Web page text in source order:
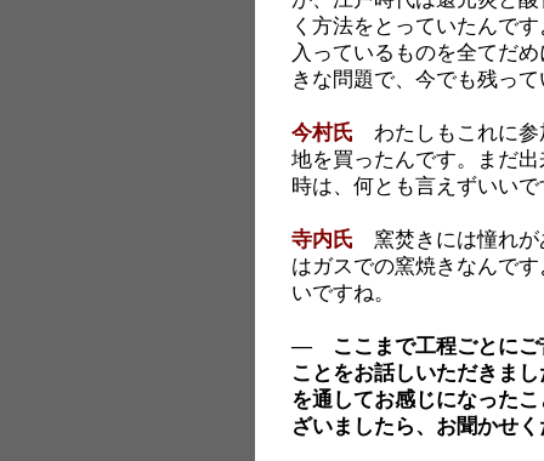
く方法をとっていたんで
入っているものを全てだ
きな問題で、今でも残っ
今村氏 わたしもこれに参
地を買ったんです。まだ
時は、何とも言えずいい
寺内氏 窯焚きには憧れが
はガスでの窯焼きなんで
いですね。
― ここまで工程ごとにご
ことをお話しいただきま
を通してお感じになった
ざいましたら、お聞かせ